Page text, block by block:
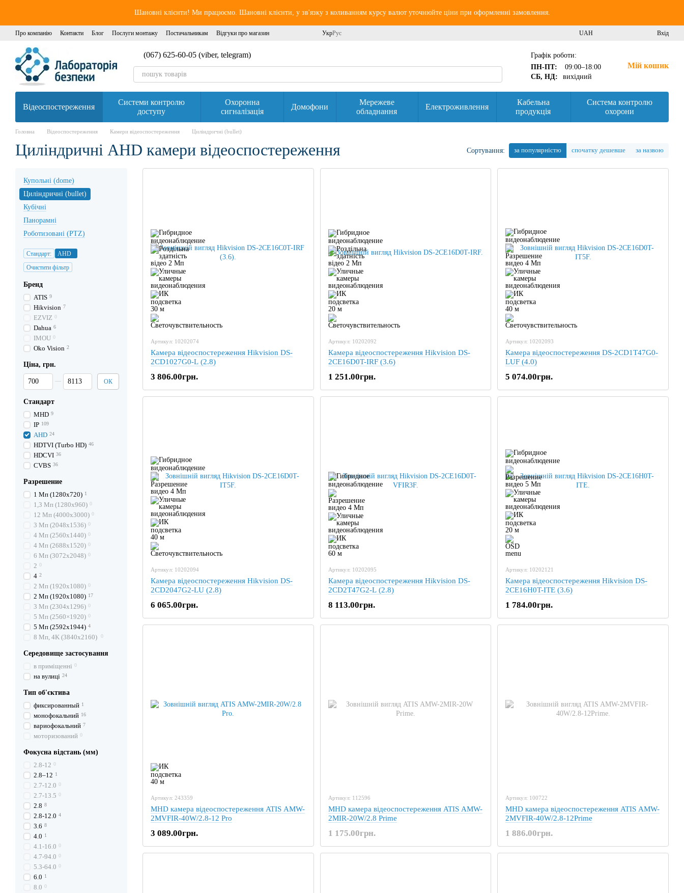
Шановні клієнти! Ми працюємо. Шановні клієнти, у зв'язку з коливанням курсу валют уточнюйте ціни при оформленні замовлення.
Про компанію Контакти Блог Послуги монтажу Постачальникам Відгуки про магазин УкрРус UAH Вхід
(067) 625-60-05 (viber, telegram)
Графік роботи:
ПН-ПТ:
09:00–18:00
СБ, НД:
вихідний
Мій кошик
Відеоспостереження
Системи контролю
доступу
Охоронна
сигналізація
Домофони
Мережеве
обладнання
Електроживлення
Кабельна
продукція
Система контролю
охорони
Головна Відеоспостереження Камери відеоспостереження Циліндричні (bullet)
Циліндричні AHD камери відеоспостереження Сортування: за популярністю спочатку дешевше за назвою
Артикул: 10202074
Камера відеоспостереження Hikvision DS-
2CD1027G0-L (2.8)
3 806.00грн.
Артикул: 10202092
Камера відеоспостереження Hikvision DS-
2CE16D0T-IRF (3.6)
1 251.00грн.
Артикул: 10202093
Камера відеоспостереження DS-2CD1T47G0-
LUF (4.0)
5 074.00грн.
Артикул: 10202094
Камера відеоспостереження Hikvision DS-
2CD2047G2-LU (2.8)
6 065.00грн.
Артикул: 10202095
Камера відеоспостереження Hikvision DS-
2CD2T47G2-L (2.8)
8 113.00грн.
Артикул: 10202121
Камера відеоспостереження Hikvision DS-
2CE16H0T-ITE (3.6)
1 784.00грн.
Артикул: 243359
MHD камера відеоспостереження ATIS AMW-
2MVFIR-40W/2.8-12 Pro
3 089.00грн.
Артикул: 112596
MHD камера відеоспостереження ATIS AMW-
2MIR-20W/2.8 Prime
1 175.00грн.
Артикул: 100722
MHD камера відеоспостереження ATIS AMW-
2MVFIR-40W/2.8-12Prime
1 886.00грн.
Купольні (dome)
Циліндричні (bullet)
Кубічні
Панорамні
Роботизовані (PTZ)
Стандарт:
AHD
Очистити фільтр
Бренд
ATIS 9
Hikvision 7
EZVIZ 0
Dahua 6
IMOU 0
Oko Vision 2
Ціна, грн.
Від Ціна, грн.
До Ціна, грн.
ОК
Стандарт
MHD 9
IP 109
AHD 24
HDTVI (Turbo HD) 46
HDCVI 36
CVBS 36
Разрешение
1 Mп (1280х720) 1
1,3 Mп (1280х960) 0
12 Mп (4000х3000) 0
3 Mп (2048х1536) 0
4 Mп (2560х1440) 0
4 Mп (2688х1520) 0
6 Mп (3072х2048) 0
2 0
4 2
2 Mп (1920х1080) 0
2 Mп (1920х1080) 17
3 Mп (2304x1296) 0
5 Mп (2560×1920) 0
5 Mп (2592х1944) 4
8 Mп, 4K (3840х2160) 0
Середовище застосування
в приміщенні 0
на вулиці 24
Тип об'єктива
фиксированный 1
монофокальний 16
вариофокальний 7
моторизований 0
Фокусна відстань (мм)
2.8‐12 0
2.8–12 1
2.7-12.0 0
2.7-13.5 0
2.8 8
2.8-12.0 4
3.6 8
4.0 1
4.1-16.0 0
4.7-94.0 0
5.3-64.0 0
6.0 1
8.0 0